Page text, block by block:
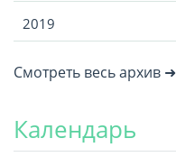
2019
Смотреть весь архив ➜
Календарь